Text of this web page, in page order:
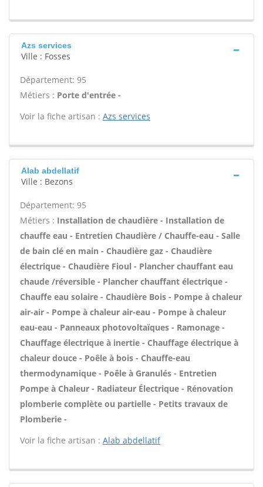
Azs services
Ville : Fosses
Département: 95
Métiers : Porte d'entrée -
Voir la fiche artisan : Azs services
Alab abdellatif
Ville : Bezons
Département: 95
Métiers : Installation de chaudière - Installation de
chauffe eau - Entretien Chaudière / Chauffe-eau - Salle
de bain clé en main - Chaudière gaz - Chaudière
électrique - Chaudière Fioul - Plancher chauffant eau
chaude /réversible - Plancher chauffant électrique -
Chauffe eau solaire - Chaudière Bois - Pompe à chaleur
air-air - Pompe à chaleur air-eau - Pompe à chaleur
eau-eau - Panneaux photovoltaïques - Ramonage -
Chauffage électrique à inertie - Chauffage électrique à
chaleur douce - Poêle à bois - Chauffe-eau
thermodynamique - Poêle à Granulés - Entretien
Pompe à Chaleur - Radiateur Électrique - Rénovation
plomberie complète ou partielle - Petits travaux de
Plomberie -
Voir la fiche artisan : Alab abdellatif